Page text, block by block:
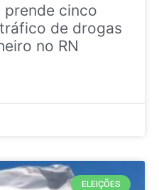
prende cinco
de drogas
no RN
ELEIÇÕES